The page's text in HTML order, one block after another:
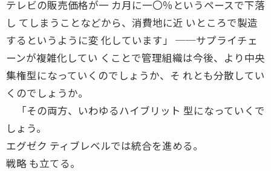
テレビの販売価格が一 カ月に一〇％というペースで下落
し てしまうことなどから、消費地に近 いところで製造
するというように変 化しています」 ──サプライチェ
ーンが複雑化してい くことで管理組織は今後、より中央
集権型になっていくのでしょうか、そ れとも分散してい
くのでしょうか。
「その両方、いわゆるハイブリット 型になっていくで
しょう。
エグゼク ティブレベルでは統合を進める。
戦略 も立てる。